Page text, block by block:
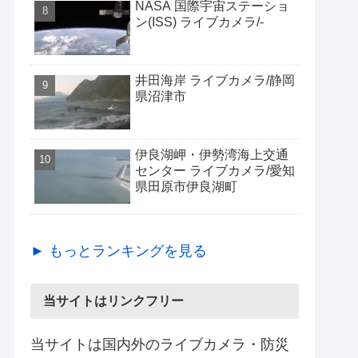
NASA 国際宇宙ステーショ
ン(ISS) ライブカメラ/-
井田海岸 ライブカメラ/静岡
県沼津市
伊良湖岬・伊勢湾海上交通
センター ライブカメラ/愛知
県田原市伊良湖町
► もっとランキングを見る
当サイトはリンクフリー
当サイトは国内外のライブカメラ・防災